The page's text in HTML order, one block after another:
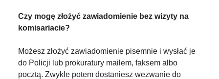
Czy mogę złożyć zawiadomienie bez wizyty na
komisariacie?
Możesz złożyć zawiadomienie pisemnie i wysłać je
do Policji lub prokuratury mailem, faksem albo
pocztą. Zwykle potem dostaniesz wezwanie do